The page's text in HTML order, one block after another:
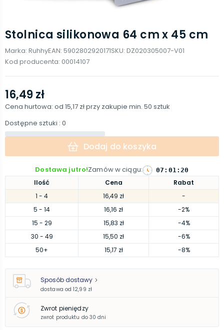
Stolnica silikonowa 64 cm x 45 cm
Marka: RuhhyEAN: 5902802920171SKU: DZ020305007-V01
Kod producenta: 00014107
Ilość Cena
Rabat
1 - 4 16,49 zł
-
5 - 14 16,16 zł
-2%
15 - 29 15,83 zł
-4%
30 - 49 15,50 zł
-6%
50+ 15,17 zł -8%
16,49 zł
Cena hurtowa: od 15,17 złprzy zakupie min. 50 sztuk
Dostępne sztuki : 0
Dodaj do koszyka
Dostawa jutro!Zamów w ciągu: 07 : 01:19
Sposób dostawy
dostawa od 12,99 zł
Zwrot pieniędzy
zwrot produktu do 30 dni